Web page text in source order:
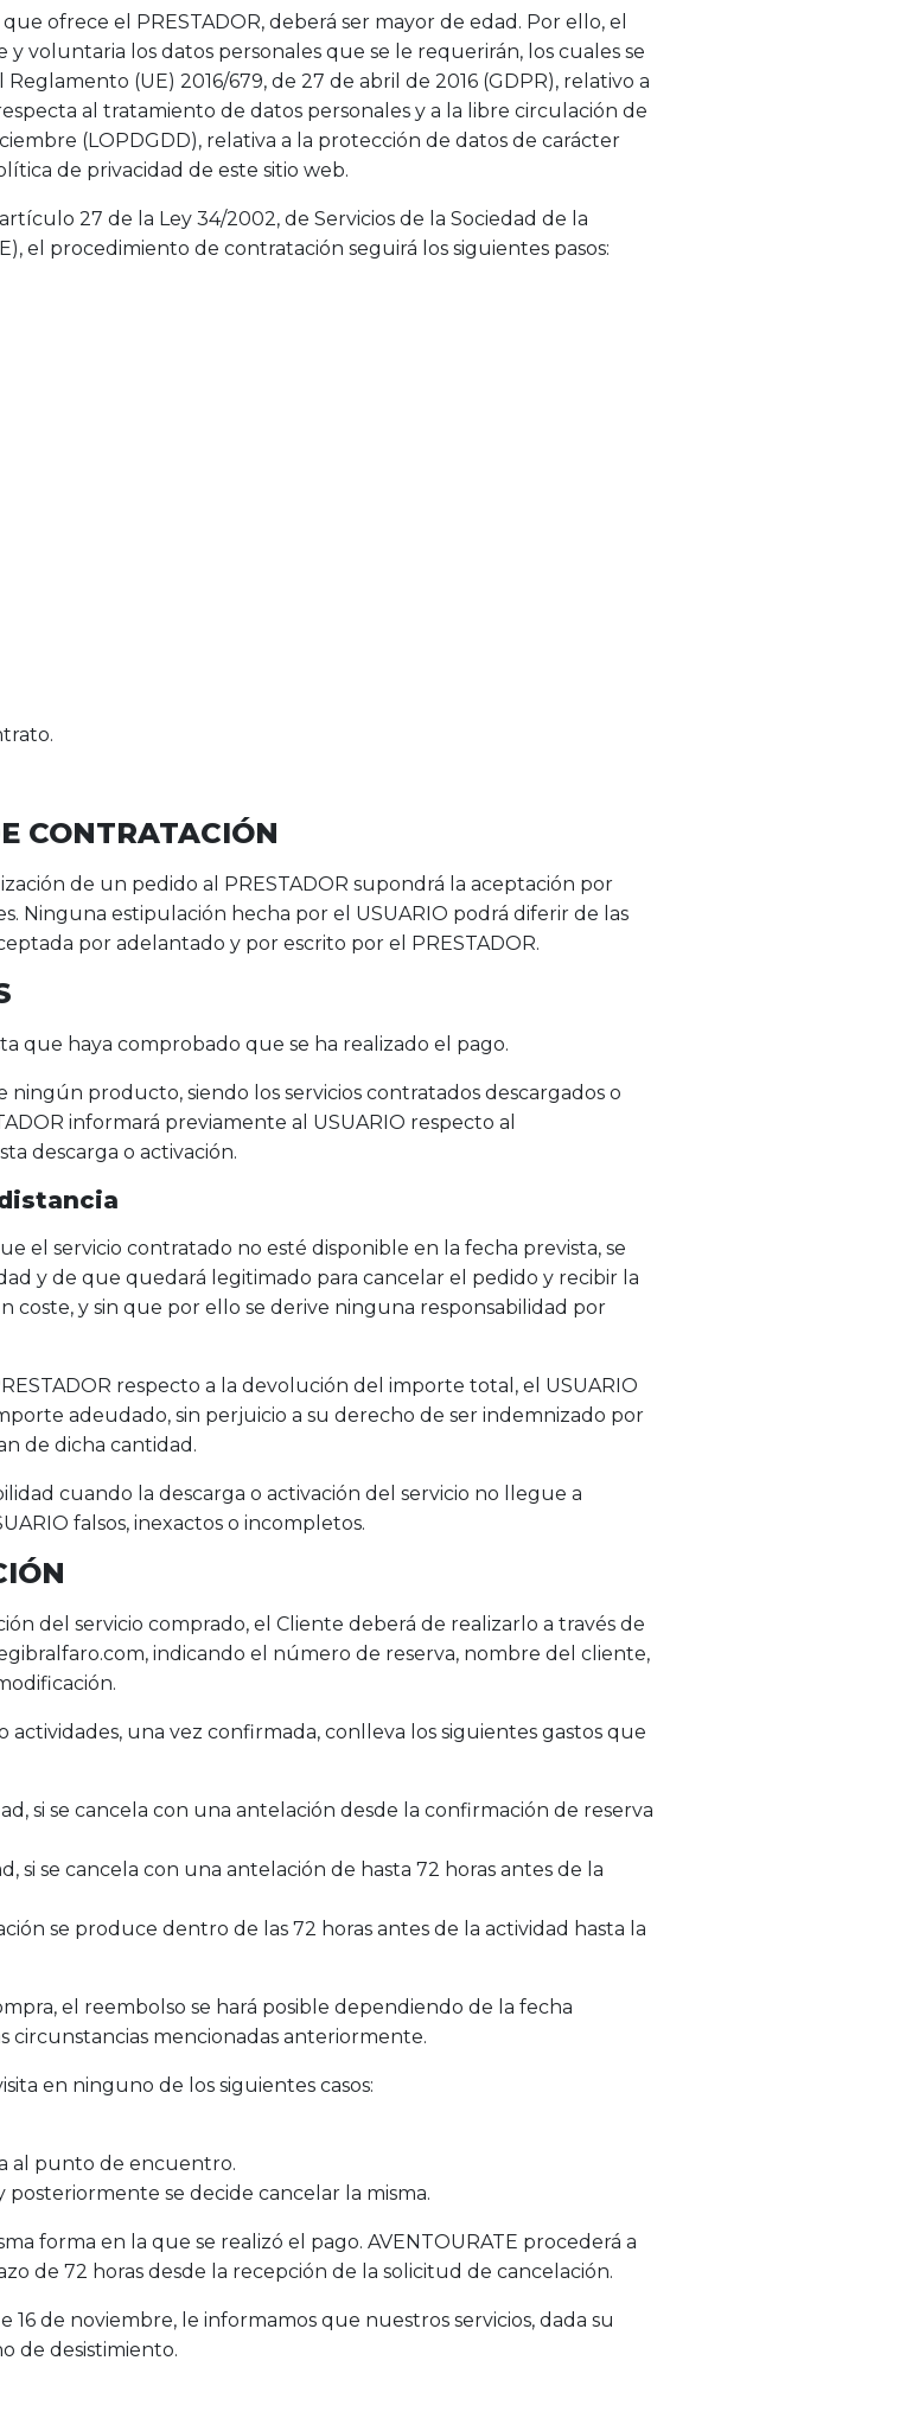
ofrece el PRESTADOR, deberá ser mayor de edad. Por ello, el
voluntaria los datos personales que se le requerirán, los cuales se
(UE) 2016/679, de 27 de abril de 2016 (GDPR), relativo a
al tratamiento de datos personales y a la libre circulación de
(LOPDGDD), relativa a la protección de datos de carácter
de privacidad de este sitio web.
27 de la Ley 34/2002, de Servicios de la Sociedad de la
el procedimiento de contratación seguirá los siguientes pasos:
CONTRATACIÓN
de un pedido al PRESTADOR supondrá la aceptación por
Ninguna estipulación hecha por el USUARIO podrá diferir de las
por adelantado y por escrito por el PRESTADOR.
que haya comprobado que se ha realizado el pago.
producto, siendo los servicios contratados descargados o
informará previamente al USUARIO respecto al
descarga o activación.
el servicio contratado no esté disponible en la fecha prevista, se
y de que quedará legitimado para cancelar el pedido y recibir la
y sin que por ello se derive ninguna responsabilidad por
respecto a la devolución del importe total, el USUARIO
adeudado, sin perjuicio a su derecho de ser indemnizado por
de dicha cantidad.
cuando la descarga o activación del servicio no llegue a
falsos, inexactos o incompletos.
del servicio comprado, el Cliente deberá de realizarlo a través de
indicando el número de reserva, nombre del cliente,
actividades, una vez confirmada, conlleva los siguientes gastos que
si se cancela con una antelación desde la confirmación de reserva
si se cancela con una antelación de hasta 72 horas antes de la
se produce dentro de las 72 horas antes de la actividad hasta la
el reembolso se hará posible dependiendo de la fecha
circunstancias mencionadas anteriormente.
en ninguno de los siguientes casos:
al punto de encuentro.
posteriormente se decide cancelar la misma.
forma en la que se realizó el pago. AVENTOURATE procederá a
de 72 horas desde la recepción de la solicitud de cancelación.
16 de noviembre, le informamos que nuestros servicios, dada su
de desistimiento.